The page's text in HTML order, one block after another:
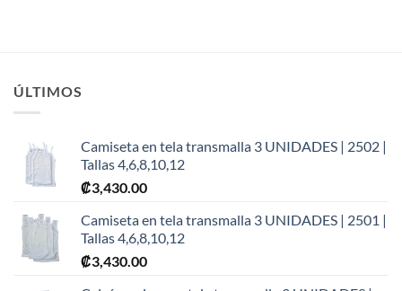
ÚLTIMOS
Camiseta en tela transmalla 3 UNIDADES | 2502 |
Tallas 4,6,8,10,12
₡3,430.00
Camiseta en tela transmalla 3 UNIDADES | 2501 |
Tallas 4,6,8,10,12
₡3,430.00